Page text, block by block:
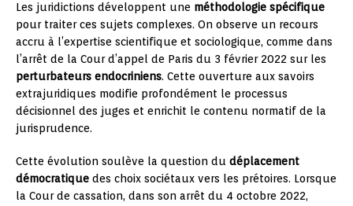
Les juridictions développent une méthodologie spécifique
pour traiter ces sujets complexes. On observe un recours
accru à l’expertise scientifique et sociologique, comme dans
l’arrêt de la Cour d’appel de Paris du 3 février 2022 sur les
perturbateurs endocriniens. Cette ouverture aux savoirs
extrajuridiques modifie profondément le processus
décisionnel des juges et enrichit le contenu normatif de la
jurisprudence.
Cette évolution soulève la question du déplacement
démocratique des choix sociétaux vers les prétoires. Lorsque
la Cour de cassation, dans son arrêt du 4 octobre 2022,